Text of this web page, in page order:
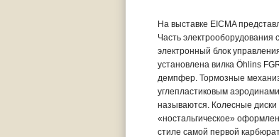
На выставке EICMA
Часть электрооборудования
электронный блок
установлена вилка Öhlins
демпфер. Тормозные
углепластиковым
называются. Колесные
«ностальгическое»
стиле самой первой